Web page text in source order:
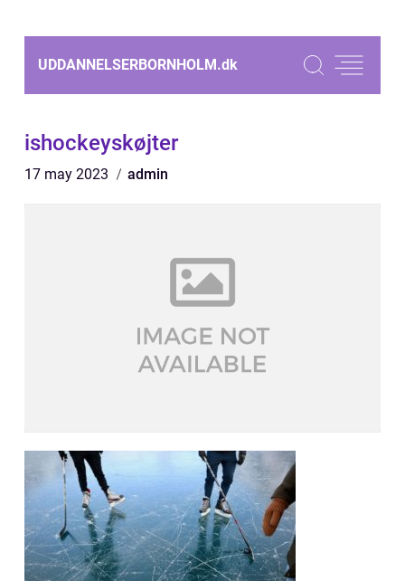
UDDANNELSERBORNHOLM.dk
ishockeyskøjter
17 may 2023 admin